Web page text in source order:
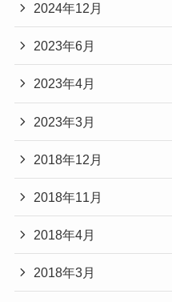
2024年12月
2023年6月
2023年4月
2023年3月
2018年12月
2018年11月
2018年4月
2018年3月